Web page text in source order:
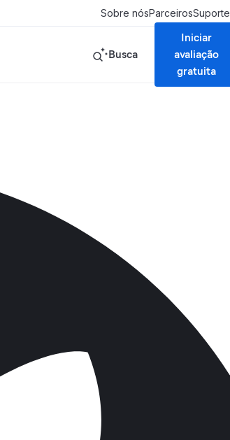
Sobre nósParceirosSuporte
Busca
Iniciar
avaliação
gratuita